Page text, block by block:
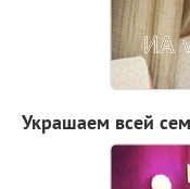
Украшаем всей